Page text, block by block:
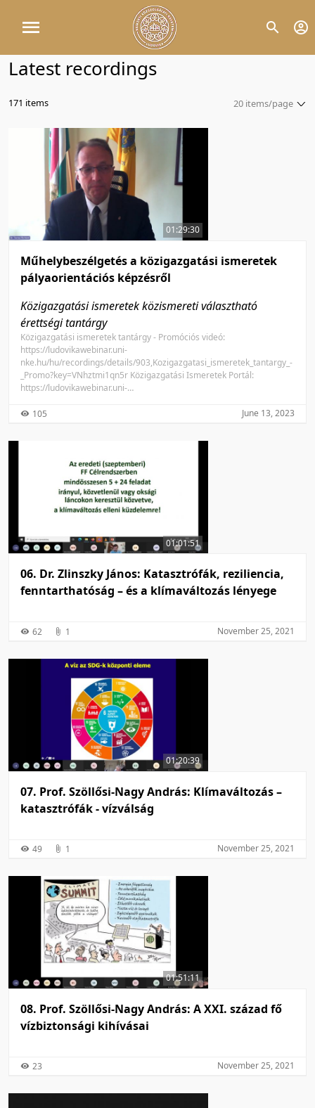
Latest recordings
171 items
20 items/page
01:29:30
Műhelybeszélgetés a közigazgatási ismeretek
pályaorientációs képzésről
Közigazgatási ismeretek közismereti választható
érettségi tantárgy
Közigazgatási ismeretek tantárgy - Promóciós videó:
https://ludovikawebinar.uni-
nke.hu/hu/recordings/details/903,Kozigazgatasi_ismeretek_tantargy_-
_Promo?key=VNhztmi1qn5r Közigazgatási Ismeretek Portál:
https://ludovikawebinar.uni-
key=cUIARJ0F5kPx
105 June 13, 2023
01:01:51
06. Dr. Zlinszky János: Katasztrófák, reziliencia,
fenntarthatóság – és a klímaváltozás lényege
62 1 November 25, 2021
01:20:39
07. Prof. Szöllősi-Nagy András: Klímaváltozás –
katasztrófák - vízválság
49 1 November 25, 2021
01:51:11
08. Prof. Szöllősi-Nagy András: A XXI. század fő
vízbiztonsági kihívásai
23 November 25, 2021